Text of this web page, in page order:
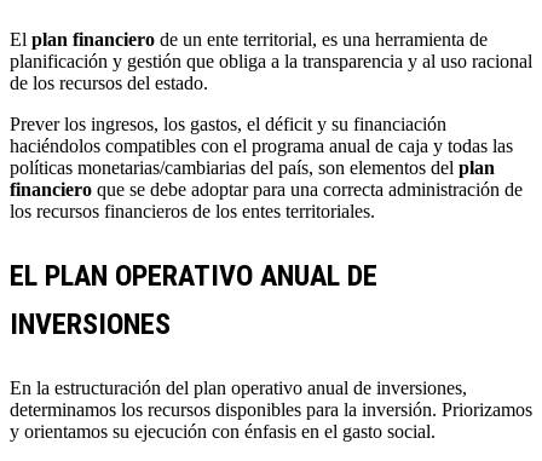
El plan financiero de un ente territorial, es una herramienta de
planificación y gestión que obliga a la transparencia y al uso racional
de los recursos del estado.
Prever los ingresos, los gastos, el déficit y su financiación
haciéndolos compatibles con el programa anual de caja y todas las
políticas monetarias/cambiarias del país, son elementos del plan
financiero que se debe adoptar para una correcta administración de
los recursos financieros de los entes territoriales.
EL PLAN OPERATIVO ANUAL DE
INVERSIONES
En la estructuración del plan operativo anual de inversiones,
determinamos los recursos disponibles para la inversión. Priorizamos
y orientamos su ejecución con énfasis en el gasto social.